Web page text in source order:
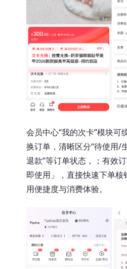
会员中心“我的次卡”模块可
换订单，清晰区分“待使用/
退款”等订单状态，；有效
即使用」，直接快速下单核
用便捷度与消费体验。